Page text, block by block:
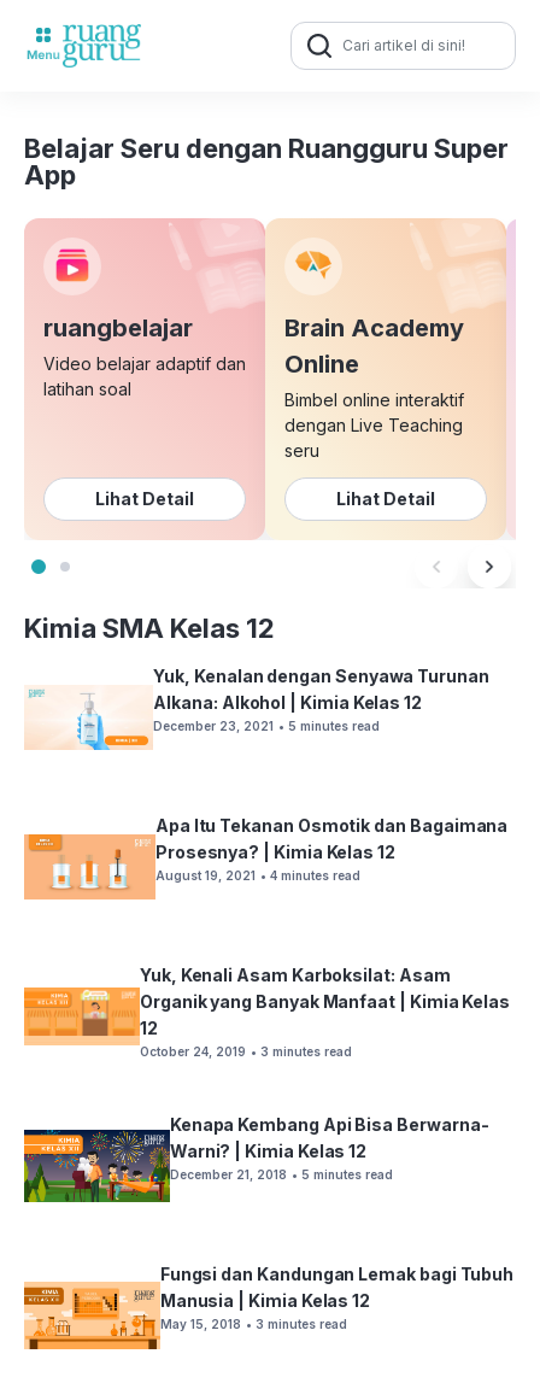
Search
for:
Belajar Seru dengan Ruangguru Super
App
ruangbelajar
Video belajar adaptif dan
latihan soal
Lihat Detail
Brain Academy
Online
Bimbel online interaktif
dengan Live Teaching
seru
Lihat Detail
Kimia SMA Kelas 12
Yuk, Kenalan dengan Senyawa Turunan
Alkana: Alkohol | Kimia Kelas 12
December 23, 2021 • 5 minutes read
Apa Itu Tekanan Osmotik dan Bagaimana
Prosesnya? | Kimia Kelas 12
August 19, 2021 • 4 minutes read
Yuk, Kenali Asam Karboksilat: Asam
Organik yang Banyak Manfaat | Kimia Kelas
12
October 24, 2019 • 3 minutes read
Kenapa Kembang Api Bisa Berwarna-
Warni? | Kimia Kelas 12
December 21, 2018 • 5 minutes read
Fungsi dan Kandungan Lemak bagi Tubuh
Manusia | Kimia Kelas 12
May 15, 2018 • 3 minutes read